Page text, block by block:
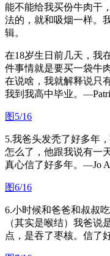
能不能给我买份牛肉干
法的，就和吸烟一样。
辑。
在18岁生日前几天，我
件事情就是要买一袋牛
在说啥，我就解释说只
我到我高中毕业。
图5/16
5.我爸头发秃了好多年
怎么了，他跟我说有一
真心信了好多年。—Jo
图6/16
6.小时候和爸爸和叔叔
（其实是喉结）我爸说
点，是吞了枣核。信